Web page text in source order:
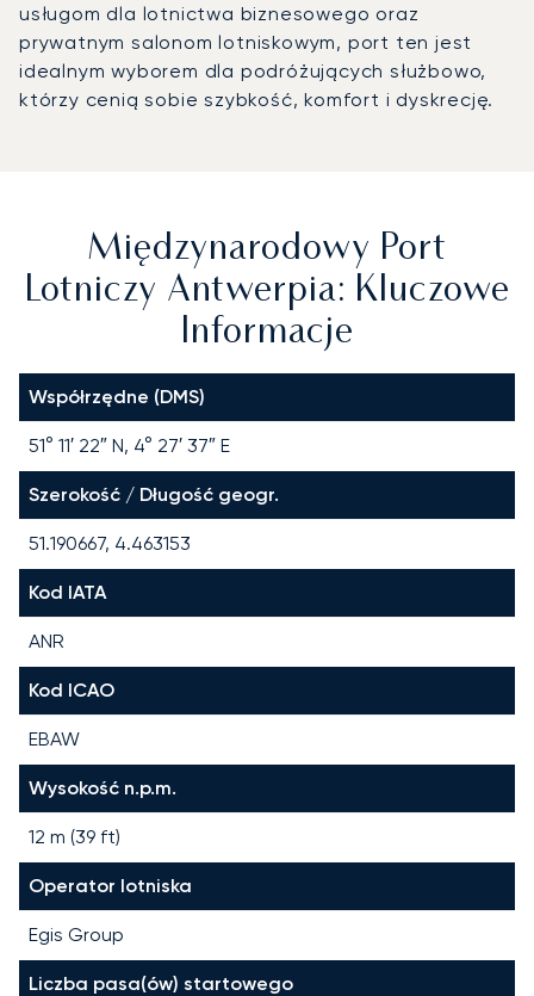
usługom dla lotnictwa biznesowego oraz
prywatnym salonom lotniskowym, port ten jest
idealnym wyborem dla podróżujących służbowo,
którzy cenią sobie szybkość, komfort i dyskrecję.
Międzynarodowy Port
Lotniczy Antwerpia: Kluczowe
Informacje
Współrzędne (DMS)
51° 11′ 22″ N, 4° 27′ 37″ E
Szerokość / Długość geogr.
51.190667, 4.463153
Kod IATA
ANR
Kod ICAO
EBAW
Wysokość n.p.m.
12 m (39 ft)
Operator lotniska
Egis Group
Liczba pasa(ów) startowego